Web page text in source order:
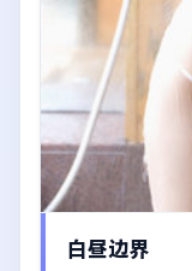
白昼边界